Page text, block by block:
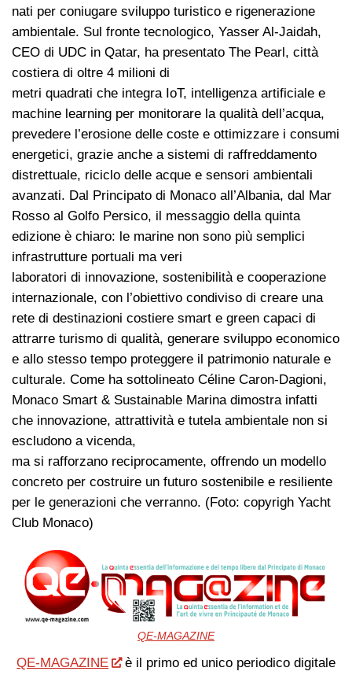
nati per coniugare sviluppo turistico e rigenerazione
ambientale. Sul fronte tecnologico, Yasser Al-Jaidah,
CEO di UDC in Qatar, ha presentato The Pearl, città
costiera di oltre 4 milioni di
metri quadrati che integra IoT, intelligenza artificiale e
machine learning per monitorare la qualità dell’acqua,
prevedere l’erosione delle coste e ottimizzare i consumi
energetici, grazie anche a sistemi di raffreddamento
distrettuale, riciclo delle acque e sensori ambientali
avanzati. Dal Principato di Monaco all’Albania, dal Mar
Rosso al Golfo Persico, il messaggio della quinta
edizione è chiaro: le marine non sono più semplici
infrastrutture portuali ma veri
laboratori di innovazione, sostenibilità e cooperazione
internazionale, con l’obiettivo condiviso di creare una
rete di destinazioni costiere smart e green capaci di
attrarre turismo di qualità, generare sviluppo economico
e allo stesso tempo proteggere il patrimonio naturale e
culturale. Come ha sottolineato Céline Caron-Dagioni,
Monaco Smart & Sustainable Marina dimostra infatti
che innovazione, attrattività e tutela ambientale non si
escludono a vicenda,
ma si rafforzano reciprocamente, offrendo un modello
concreto per costruire un futuro sostenibile e resiliente
per le generazioni che verranno. (Foto: copyrigh Yacht
Club Monaco)
QE-MAGAZINE
QE-MAGAZINE
è il primo ed unico periodico digitale